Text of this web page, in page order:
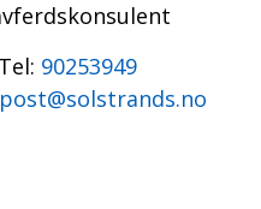
Tel: 90253949
post@solstrands.no